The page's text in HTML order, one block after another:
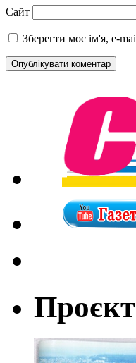
Сайт
Зберегти моє ім'я, e-